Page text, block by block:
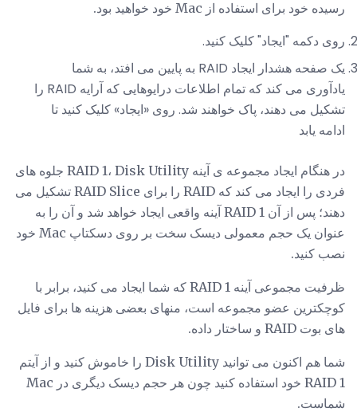
رسیده خود برای استفاده از Mac خود خواهید بود.
روی دکمه "ایجاد" کلیک کنید.
یک صفحه هشدار ایجاد RAID به پایین می افتد، به شما
یادآوری می کند که تمام اطلاعات درایوهایی که آرایه RAID را
تشکیل می دهند، پاک خواهند شد. روی «ایجاد» کلیک کنید تا
ادامه یابد
در هنگام ایجاد مجموعه ی آینه RAID 1، Disk Utility جلوه های
فردی را ایجاد می کند که RAID را برای RAID Slice تشکیل می
دهند؛ پس از آن RAID 1 آینه واقعی ایجاد خواهد شد و آن را به
عنوان یک حجم معمولی دیسک سخت بر روی دسکتاپ Mac خود
نصب کنید.
ظرفیت مجموعی آینه RAID 1 که شما ایجاد می کنید، برابر با
کوچکترین عضو مجموعه است، منهای بعضی هزینه ها برای فایل
های بوت RAID و ساختار داده.
شما هم اکنون می توانید Disk Utility را خاموش کنید و از آیتم
RAID 1 خود استفاده کنید چون هر حجم دیسک دیگری در Mac
شماست.